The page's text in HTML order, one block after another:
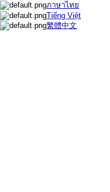
ภาษาไทย
Tiếng Việt
繁體中文